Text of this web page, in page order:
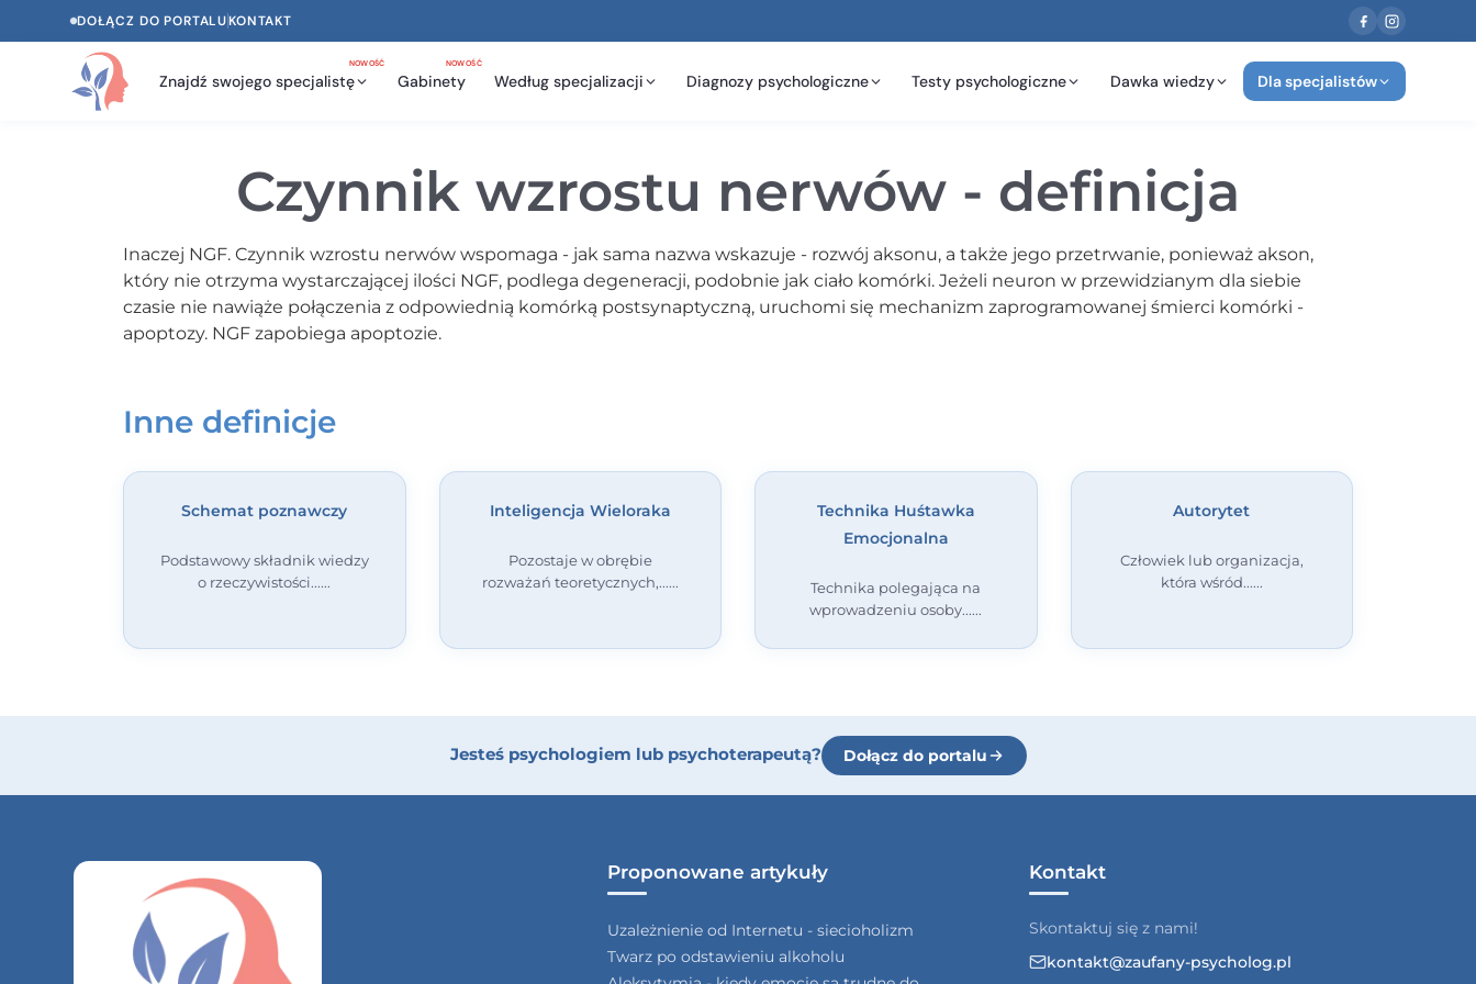
DOŁĄCZ DO PORTALUKONTAKT
Znajdź swojego specjalistę
NOWOŚĆ
Gabinety
NOWOŚĆ
Według specjalizacji Diagnozy psychologiczne Testy psychologiczne Dawka wiedzy Dla specjalistów
Czynnik wzrostu nerwów - definicja
Inaczej NGF. Czynnik wzrostu nerwów wspomaga - jak sama nazwa wskazuje - rozwój aksonu, a także jego przetrwanie, ponieważ akson,
który nie otrzyma wystarczającej ilości NGF, podlega degeneracji, podobnie jak ciało komórki. Jeżeli neuron w przewidzianym dla siebie
czasie nie nawiąże połączenia z odpowiednią komórką postsynaptyczną, uruchomi się mechanizm zaprogramowanej śmierci komórki -
apoptozy. NGF zapobiega apoptozie.
Inne definicje
Schemat poznawczy
Podstawowy składnik wiedzy
o rzeczywistości...
Inteligencja Wieloraka
Pozostaje w obrębie
rozważań teoretycznych,...
Technika Huśtawka
Emocjonalna
Technika polegająca na
wprowadzeniu osoby...
Autorytet
Człowiek lub organizacja,
która wśród...
Jesteś psychologiem lub psychoterapeutą? Dołącz do portalu
Proponowane artykuły
Uzależnienie od Internetu - siecioholizm
Twarz po odstawieniu alkoholu
Kontakt
Skontaktuj się z nami!
kontakt@zaufany-psycholog.pl